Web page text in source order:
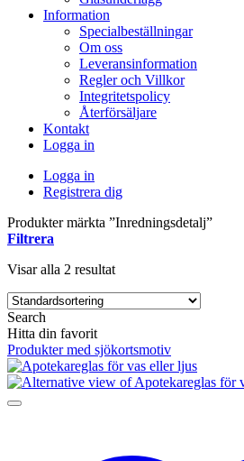
Information
Specialbeställningar
Om oss
Leveransinformation
Regler och Villkor
Integritetspolicy
Återförsäljare
Kontakt
Logga in
Logga in
Registrera dig
Produkter märkta ”Inredningsdetalj”
Filtrera
Visar alla 2 resultat
Search
Hitta din favorit
Produkter med sjökortsmotiv